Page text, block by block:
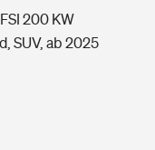
200 KW
SUV, ab 2025